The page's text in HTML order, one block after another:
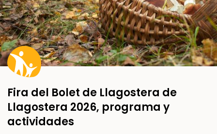
Fira del Bolet de Llagostera de
Llagostera 2026, programa y
actividades